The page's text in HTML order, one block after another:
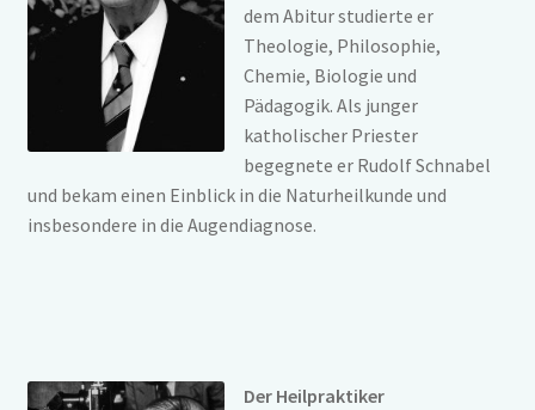
Impressum
dem Abitur studierte er
Theologie, Philosophie,
Chemie, Biologie und
Pädagogik. Als junger
katholischer Priester
begegnete er Rudolf Schnabel
und bekam einen Einblick in die Naturheilkunde und
insbesondere in die Augendiagnose.
Der Heilpraktiker